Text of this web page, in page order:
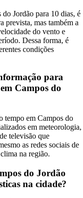
Jordão para 10 dias, é
prevista, mas também a
do vento e
Dessa forma, é
condições
para
Campos do
tempo em Campos do
em meteorologia,
televisão que
as redes sociais de
na região.
do Jordão
na cidade?